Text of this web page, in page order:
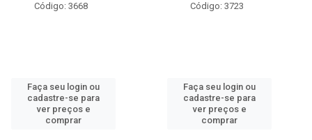
Código: 3668
Faça seu login ou
cadastre-se para
ver preços e
comprar
Código: 3723
Faça seu login ou
cadastre-se para
ver preços e
comprar